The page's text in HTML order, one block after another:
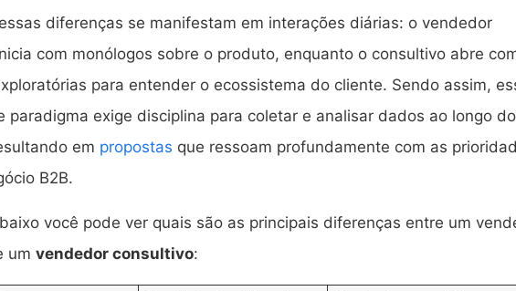
diferenças se manifestam em interações diárias: o vendedor
com monólogos sobre o produto, enquanto o consultivo abre
para entender o ecossistema do cliente. Sendo assim,
paradigma exige disciplina para coletar e analisar dados ao longo do
em propostas que ressoam profundamente com as
B2B.
você pode ver quais são as principais diferenças entre um
um vendedor consultivo: